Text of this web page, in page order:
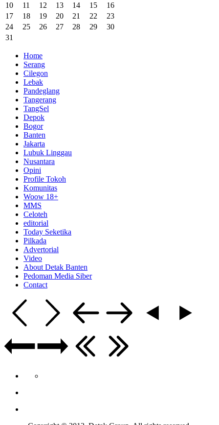
10
11 12 13 14 15
16
17
18 19 20 21 22
23
24
25 26 27 28 29
30
31
Home
Serang
Cilegon
Lebak
Pandeglang
Tangerang
TangSel
Depok
Bogor
Banten
Jakarta
Lubuk Linggau
Nusantara
Opini
Profile Tokoh
Komunitas
Woow 18+
MMS
Celoteh
editorial
Today Seketika
Pilkada
Advertorial
Video
About Detak Banten
Pedoman Media Siber
Contact